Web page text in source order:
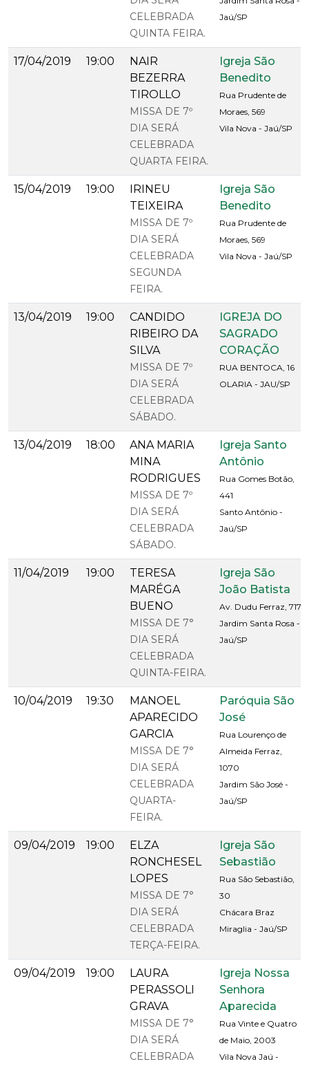
CELEBRADA
QUINTA FEIRA.
Jaú/SP
17/04/2019 19:00
NAIR
BEZERRA
TIROLLO
MISSA DE 7º
DIA SERÁ
CELEBRADA
QUARTA FEIRA.
Igreja São
Benedito
Rua Prudente de
Moraes, 569
Vila Nova - Jaú/SP
15/04/2019 19:00
IRINEU
TEIXEIRA
MISSA DE 7º
DIA SERÁ
CELEBRADA
SEGUNDA
FEIRA.
Igreja São
Benedito
Rua Prudente de
Moraes, 569
Vila Nova - Jaú/SP
13/04/2019 19:00
CANDIDO
RIBEIRO DA
SILVA
MISSA DE 7º
DIA SERÁ
CELEBRADA
SÁBADO.
IGREJA DO
SAGRADO
CORAÇÃO
RUA BENTOCA, 16
OLARIA - JAU/SP
13/04/2019 18:00
ANA MARIA
MINA
RODRIGUES
MISSA DE 7º
DIA SERÁ
CELEBRADA
SÁBADO.
Igreja Santo
Antônio
Rua Gomes Botão,
441
Santo Antônio -
Jaú/SP
11/04/2019 19:00
TERESA
MARÉGA
BUENO
MISSA DE 7°
DIA SERÁ
CELEBRADA
QUINTA-FEIRA.
Igreja São
João Batista
Av. Dudu Ferraz, 717
Jardim Santa Rosa -
Jaú/SP
10/04/2019 19:30
MANOEL
APARECIDO
GARCIA
MISSA DE 7°
DIA SERÁ
CELEBRADA
QUARTA-
FEIRA.
Paróquia São
José
Rua Lourenço de
Almeida Ferraz,
1070
Jardim São José -
Jaú/SP
09/04/2019 19:00
ELZA
RONCHESEL
LOPES
MISSA DE 7°
DIA SERÁ
CELEBRADA
TERÇA-FEIRA.
Igreja São
Sebastião
Rua São Sebastião,
30
Chácara Braz
Miraglia - Jaú/SP
09/04/2019 19:00
LAURA
PERASSOLI
GRAVA
MISSA DE 7°
DIA SERÁ
CELEBRADA
Igreja Nossa
Senhora
Aparecida
Rua Vinte e Quatro
de Maio, 2003
Vila Nova Jaú -